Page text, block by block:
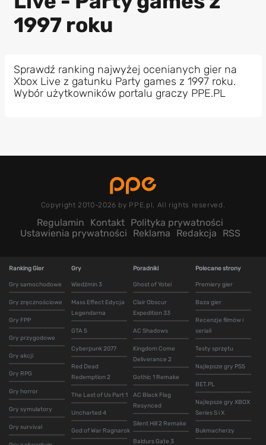
1997 roku
Sprawdź ranking najwyżej ocenianych gier na
Xbox Live z gatunku Party games z 1997 roku.
Wybór użytkowników portalu graczy PPE.PL
Copyright 2010-2026 by PPE.pl. All rights reserved.
Regulamin Kontakt Polityka prywatności
Ustawienia prywatności
Reklama Redakcja RSS
Ranking Gier
Gry samochodowe
Gry zręcznościowe
Gry FPP
Gry przygodowe
Gry akcji
Gry RPG
Gry horror
Gry symulatory
Gry survival
Gry
Wiedźmin 3
Mass Effect Edycja
Legendarna
GTA 5
Cyberpunk 2077
Red Dead
Redemption 2
The Last of Us Part 1
Uncharted 4
God of War Ragnarok
Poradniki
Ghost of Yotei
Clair Obscur
Expedition 33
AC Shadows
Kingdom Come
Deliverance 2
Gothic 1 Remake
AC Black Flag
Resynced
Silent Hill 2 Remake
Baldurs Gate 3
Polecane strony
Premiery gier
Baza gier
Recenzje filmów i
seriali
Testy sprzętu
Najlepsze gry PS5
BET.PL
Najlepsze gry XBOX
Series S i X
Bukmacherzy